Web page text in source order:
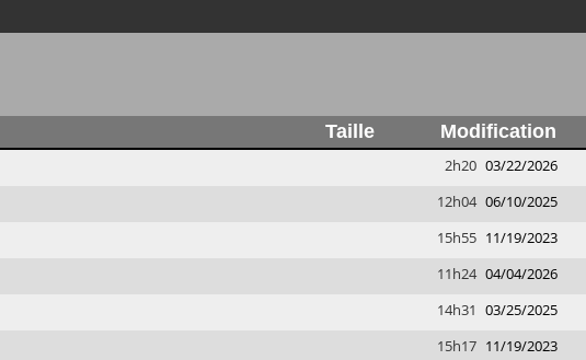
Taille Modification
2h20 03/22/2026
12h04 06/10/2025
15h55 11/19/2023
11h24 04/04/2026
14h31 03/25/2025
15h17 11/19/2023